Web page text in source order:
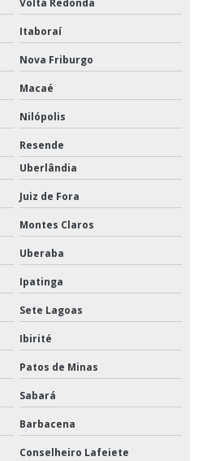
Volta Redonda
Itaboraí
Nova Friburgo
Macaé
Nilópolis
Resende
Uberlândia
Juiz de Fora
Montes Claros
Uberaba
Ipatinga
Sete Lagoas
Ibirité
Patos de Minas
Sabará
Barbacena
Conselheiro Lafeiete